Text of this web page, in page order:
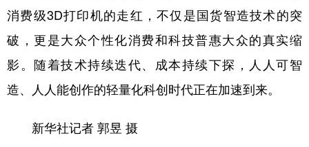
消费级3D打印机的走红，不仅是国货智造技术的突
破，更是大众个性化消费和科技普惠大众的真实缩
影。随着技术持续迭代、成本持续下探，人人可智
造、人人能创作的轻量化科创时代正在加速到来。
新华社记者 郭昱 摄